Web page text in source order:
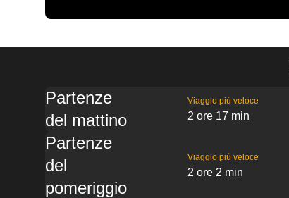
Partenze
del mattino
Viaggio più veloce
2 ore 17 min
Partenze
del
pomeriggio
Viaggio più veloce
2 ore 2 min